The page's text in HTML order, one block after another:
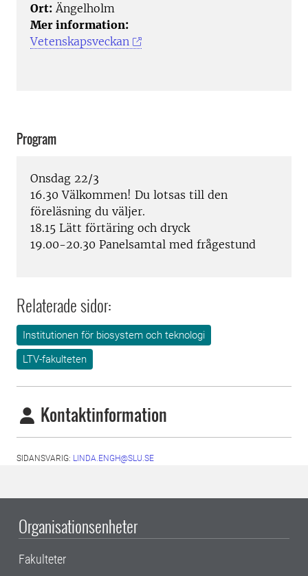
Ort: Ängelholm
Mer information:
Vetenskapsveckan
Program
Onsdag 22/3
16.30 Välkommen! Du lotsas till den
föreläsning du väljer.
18.15 Lätt förtäring och dryck
19.00-20.30 Panelsamtal med frågestund
Relaterade sidor:
Institutionen för biosystem och teknologi
LTV-fakulteten
Kontaktinformation
SIDANSVARIG: LINDA.ENGH@SLU.SE
Organisationsenheter
Fakulteter